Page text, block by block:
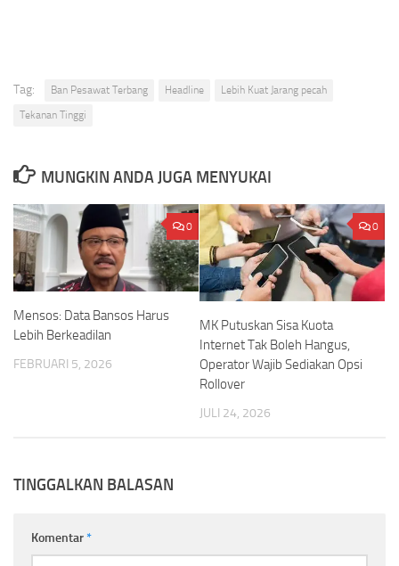
Tag: Ban Pesawat Terbang Headline
Lebih Kuat Jarang pecah
Tekanan Tinggi
MUNGKIN ANDA JUGA MENYUKAI
0
Mensos: Data Bansos Harus
Lebih Berkeadilan
FEBRUARI 5, 2026
0
MK Putuskan Sisa Kuota
Internet Tak Boleh Hangus,
Operator Wajib Sediakan Opsi
Rollover
JULI 24, 2026
TINGGALKAN BALASAN
Komentar*